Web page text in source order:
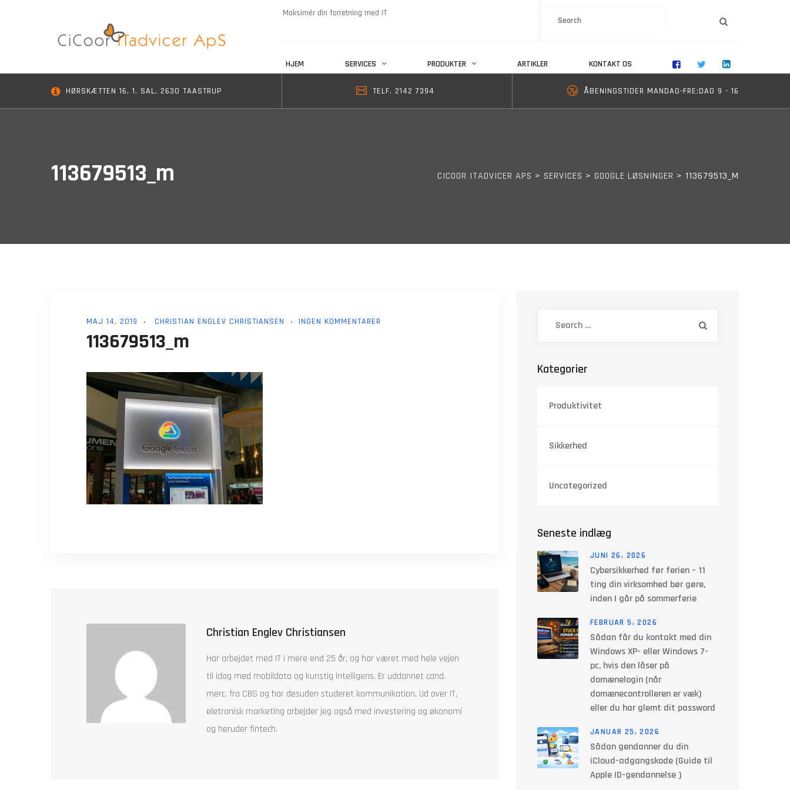
Maksimér din forretning med IT
SEARCH
HJEM SERVICES PRODUKTER ARTIKLER KONTAKT OS
HØRSKÆTTEN 16, 1. SAL, 2630 TAASTRUP TELF. 2142 7394 ÅBENINGSTIDER MANDAG-FRE:DAG 9 - 16
113679513_m CICOOR ITADVICER APS > SERVICES > GOOGLE LØSNINGER > 113679513_M
MAJ 14, 2019 CHRISTIAN ENGLEV CHRISTIANSEN INGEN KOMMENTARER
113679513_m
Christian Englev Christiansen
Har arbejdet med IT i mere end 25 år, og har været med hele vejen
til idag med mobildata og kunstig intelligens. Er uddannet cand.
merc. fra CBS og har desuden studeret kommunikation. Ud over IT,
eletronisk marketing arbejder jeg også med investering og økonomi
og heruder fintech.
Kategorier
Produktivitet
Sikkerhed
Uncategorized
Seneste indlæg
JUNI 26, 2026
Cybersikkerhed før ferien – 11
ting din virksomhed bør gøre,
inden I går på sommerferie
FEBRUAR 5, 2026
Sådan får du kontakt med din
Windows XP- eller Windows 7-
pc, hvis den låser på
domænelogin (når
domænecontrolleren er væk)
eller du har glemt dit password
JANUAR 25, 2026
Sådan gendanner du din
iCloud-adgangskode (Guide til
Apple ID-gendannelse )